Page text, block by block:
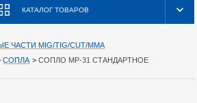
КАТАЛОГ ТОВАРОВ
ЧАСТИ MIG/TIG/CUT/MMA
СОПЛА >СОПЛО MP-31 СТАНДАРТНОЕ